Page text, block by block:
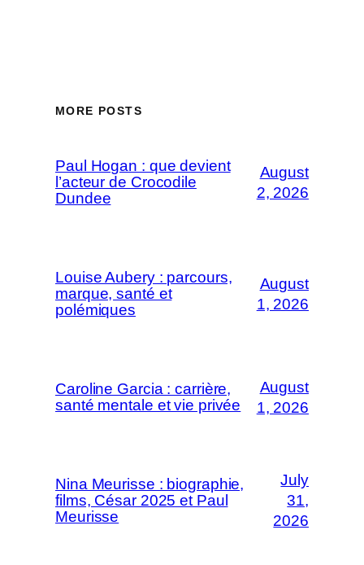
MORE POSTS
Paul Hogan : que devient
l’acteur de Crocodile
Dundee
August
2, 2026
Louise Aubery : parcours,
marque, santé et
polémiques
August
1, 2026
Caroline Garcia : carrière,
santé mentale et vie privée
August
1, 2026
Nina Meurisse : biographie,
films, César 2025 et Paul
Meurisse
July
31,
2026